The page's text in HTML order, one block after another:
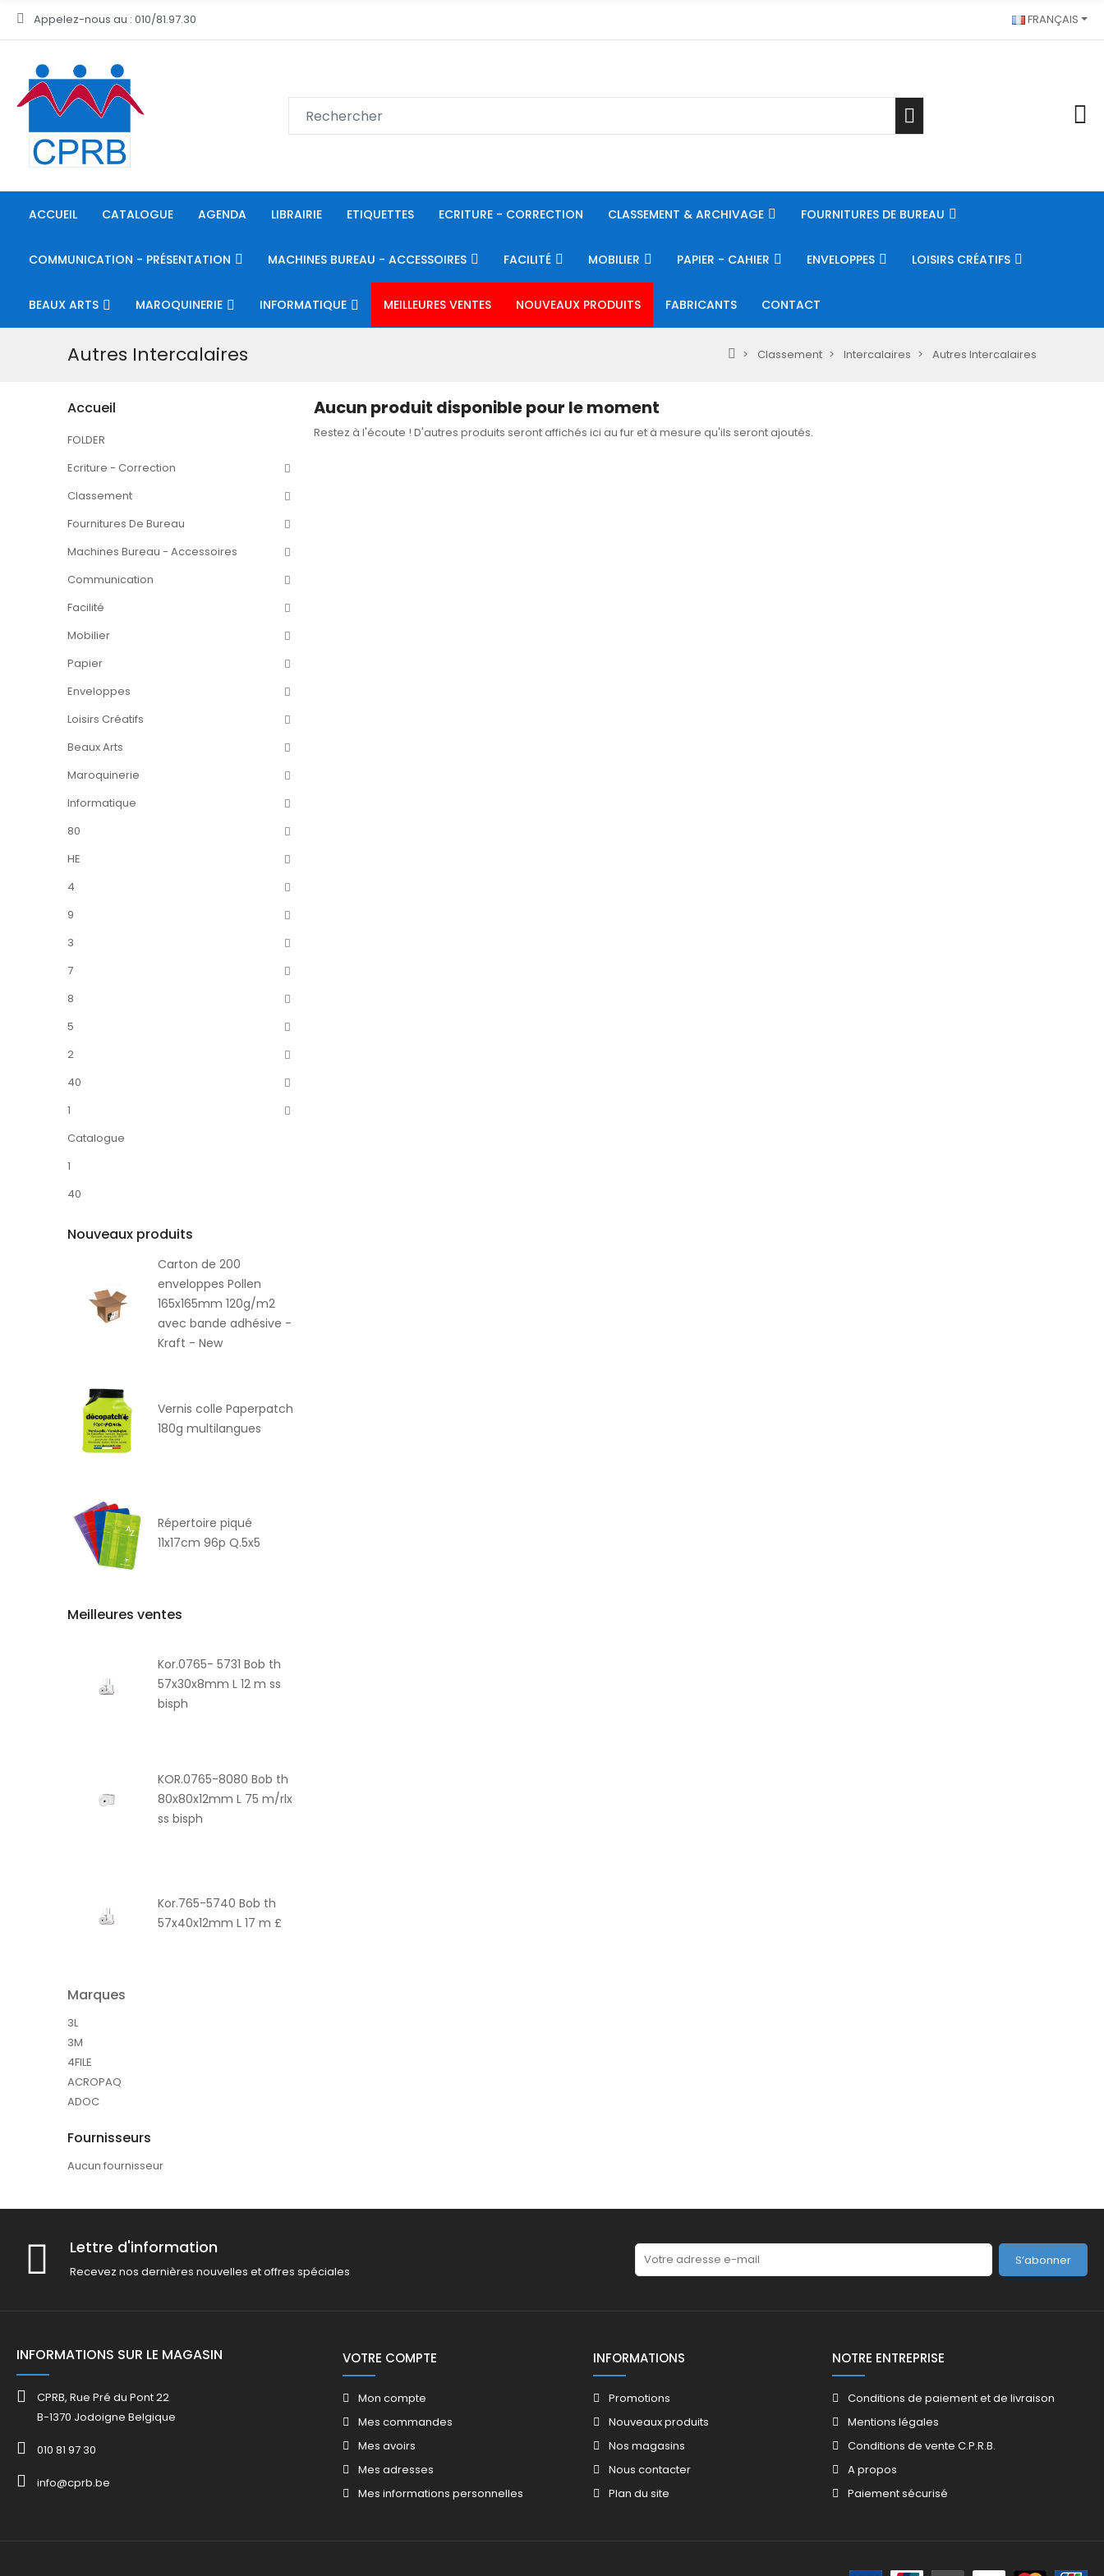
Appelez-nous au : 010/81.97.30 FRANÇAIS
ACCUEIL CATALOGUE AGENDA LIBRAIRIE ETIQUETTES ECRITURE - CORRECTION CLASSEMENT & ARCHIVAGE FOURNITURES DE BUREAU
COMMUNICATION - PRÉSENTATION MACHINES BUREAU - ACCESSOIRES FACILITÉ MOBILIER PAPIER - CAHIER ENVELOPPES LOISIRS CRÉATIFS
BEAUX ARTS MAROQUINERIE INFORMATIQUE MEILLEURES VENTES NOUVEAUX PRODUITS FABRICANTS CONTACT
Autres Intercalaires Classement Intercalaires Autres Intercalaires
Accueil
FOLDER
Ecriture - Correction
Classement
Fournitures De Bureau
Machines Bureau - Accessoires
Communication
Facilité
Mobilier
Papier
Enveloppes
Loisirs Créatifs
Beaux Arts
Maroquinerie
Informatique
80
HE
4
9
3
7
8
5
2
40
1
Catalogue
1
40
Nouveaux produits
Carton de 200
enveloppes Pollen
165x165mm 120g/m2
avec bande adhésive -
Kraft - New
Vernis colle Paperpatch
180g multilangues
Répertoire piqué
11x17cm 96p Q.5x5
Meilleures ventes
Kor.0765- 5731 Bob th
57x30x8mm L 12 m ss
bisph
KOR.0765-8080 Bob th
80x80x12mm L 75 m/rlx
ss bisph
Kor.765-5740 Bob th
57x40x12mm L 17 m £
Marques
3L
3M
4FILE
ACROPAQ
ADOC
Fournisseurs
Aucun fournisseur
Aucun produit disponible pour le moment
Restez à l'écoute ! D'autres produits seront affichés ici au fur et à mesure qu'ils seront ajoutés.
Lettre d'information
Recevez nos dernières nouvelles et offres spéciales
S’abonner
INFORMATIONS SUR LE MAGASIN
CPRB, Rue Pré du Pont 22
B-1370 Jodoigne Belgique
010 81 97 30
info@cprb.be
VOTRE COMPTE
Mon compte
Mes commandes
Mes avoirs​
Mes adresses
Mes informations personnelles
INFORMATIONS
Promotions​
Nouveaux produits​
Nos magasins​
Nous contacter​
Plan du site​
NOTRE ENTREPRISE
Conditions de paiement et de livraison
Mentions légales
Conditions de vente C.P.R.B.
A propos
Paiement sécurisé